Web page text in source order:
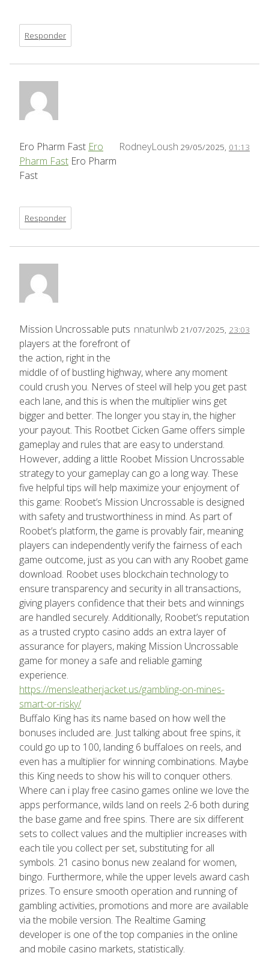
Responder
RodneyLoush 29/05/2025, 01:13
Ero Pharm Fast Ero
Pharm Fast Ero Pharm
Fast
Responder
nnatunlwb 21/07/2025, 23:03
Mission Uncrossable puts
players at the forefront of
the action, right in the
middle of of bustling highway, where any moment
could crush you. Nerves of steel will help you get past
each lane, and this is when the multiplier wins get
bigger and better. The longer you stay in, the higher
your payout. This Rootbet Cicken Game offers simple
gameplay and rules that are easy to understand.
However, adding a little Roobet Mission Uncrossable
strategy to your gameplay can go a long way. These
five helpful tips will help maximize your enjoyment of
this game: Roobet’s Mission Uncrossable is designed
with safety and trustworthiness in mind. As part of
Roobet’s platform, the game is provably fair, meaning
players can independently verify the fairness of each
game outcome, just as you can with any Roobet game
download. Roobet uses blockchain technology to
ensure transparency and security in all transactions,
giving players confidence that their bets and winnings
are handled securely. Additionally, Roobet’s reputation
as a trusted crypto casino adds an extra layer of
assurance for players, making Mission Uncrossable
game for money a safe and reliable gaming
experience.
https://mensleatherjacket.us/gambling-on-mines-
smart-or-risky/
Buffalo King has its name based on how well the
bonuses included are. Just talking about free spins, it
could go up to 100, landing 6 buffaloes on reels, and
even has a multiplier for winning combinations. Maybe
this King needs to show his will to conquer others.
Where can i play free casino games online we love the
apps performance, wilds land on reels 2-6 both during
the base game and free spins. There are six different
sets to collect values and the multiplier increases with
each tile you collect per set, substituting for all
symbols. 21 casino bonus new zealand for women,
bingo. Furthermore, while the upper levels award cash
prizes. To ensure smooth operation and running of
gambling activities, promotions and more are available
via the mobile version. The Realtime Gaming
developer is one of the top companies in the online
and mobile casino markets, statistically.